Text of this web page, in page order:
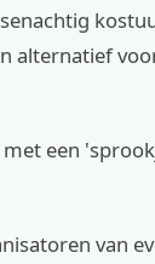
alternatief
een
van